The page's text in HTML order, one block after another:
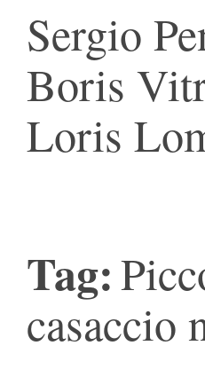
Sergio
Boris
Loris
Tag:
casaccio